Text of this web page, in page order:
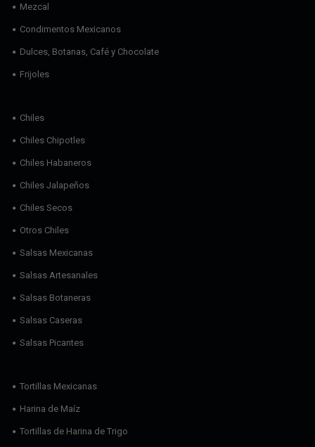
Mezcal
Condimentos Mexicanos
Dulces, Botanas, Café y Chocolate
Frijoles
Chiles
Chiles Chipotles
Chiles Habaneros
Chiles Jalapeños
Chiles Secos
Otros Chiles
Salsas Mexicanas
Salsas Artesanales
Salsas Botaneras
Salsas Caseras
Salsas Picantes
Tortillas Mexicanas
Harina de Maíz
Tortillas de Harina de Trigo